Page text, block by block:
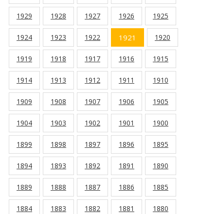
1929 1928 1927 1926 1925
1924 1923 1922 1921 1920
1919 1918 1917 1916 1915
1914 1913 1912 1911 1910
1909 1908 1907 1906 1905
1904 1903 1902 1901 1900
1899 1898 1897 1896 1895
1894 1893 1892 1891 1890
1889 1888 1887 1886 1885
1884 1883 1882 1881 1880